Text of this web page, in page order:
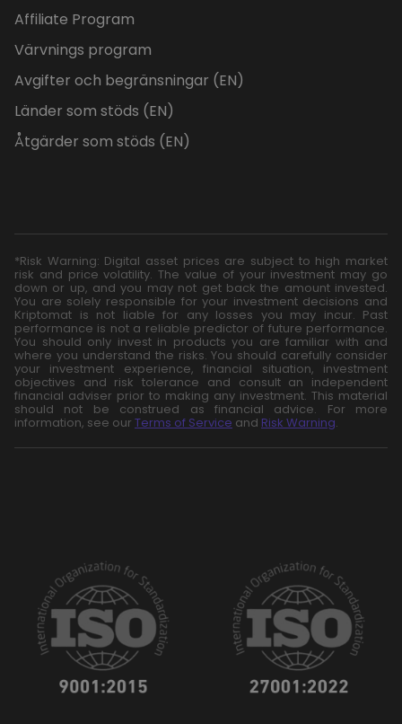
Affiliate Program
Värvnings program
Avgifter och begränsningar (EN)
Länder som stöds (EN)
Åtgärder som stöds (EN)
*Risk Warning: Digital asset prices are subject to high market
risk and price volatility. The value of your investment may go
down or up, and you may not get back the amount invested.
You are solely responsible for your investment decisions and
Kriptomat is not liable for any losses you may incur. Past
performance is not a reliable predictor of future performance.
You should only invest in products you are familiar with and
where you understand the risks. You should carefully consider
your investment experience, financial situation, investment
objectives and risk tolerance and consult an independent
financial adviser prior to making any investment. This material
should not be construed as financial advice. For more
information, see our Terms of Service and Risk Warning.